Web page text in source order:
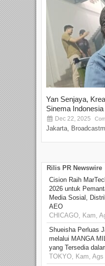
Yan Senjaya,
Sinema Indonesia
Dec 22, 2025
Jakarta,
Rilis PR Newswire
Cision Raih
2026 untuk
Media Sosial,
AEO
CHICAGO, Kam,
Shueisha Perluas
melalui MANGA
yang Tersedia
TOKYO, Kam, Ags